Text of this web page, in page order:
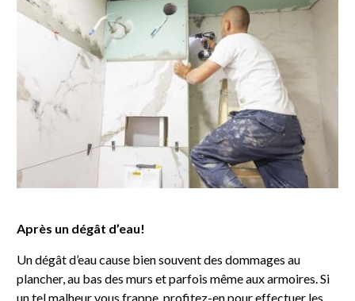
Après un dégât d’eau!
Un dégât d’eau cause bien souvent des dommages au
plancher, au bas des murs et parfois même aux armoires. Si
un tel malheur vous frappe, profitez-en pour effectuer les